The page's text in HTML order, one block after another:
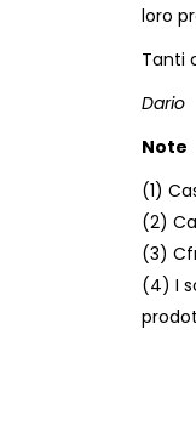
loro
Tanti
Dario
Note
(1)
(2)
(3)
(4) I